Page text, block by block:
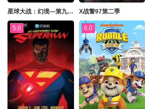
星球大战：幻境—第九个绝地武士 X战警97第二季
5.0 6.0